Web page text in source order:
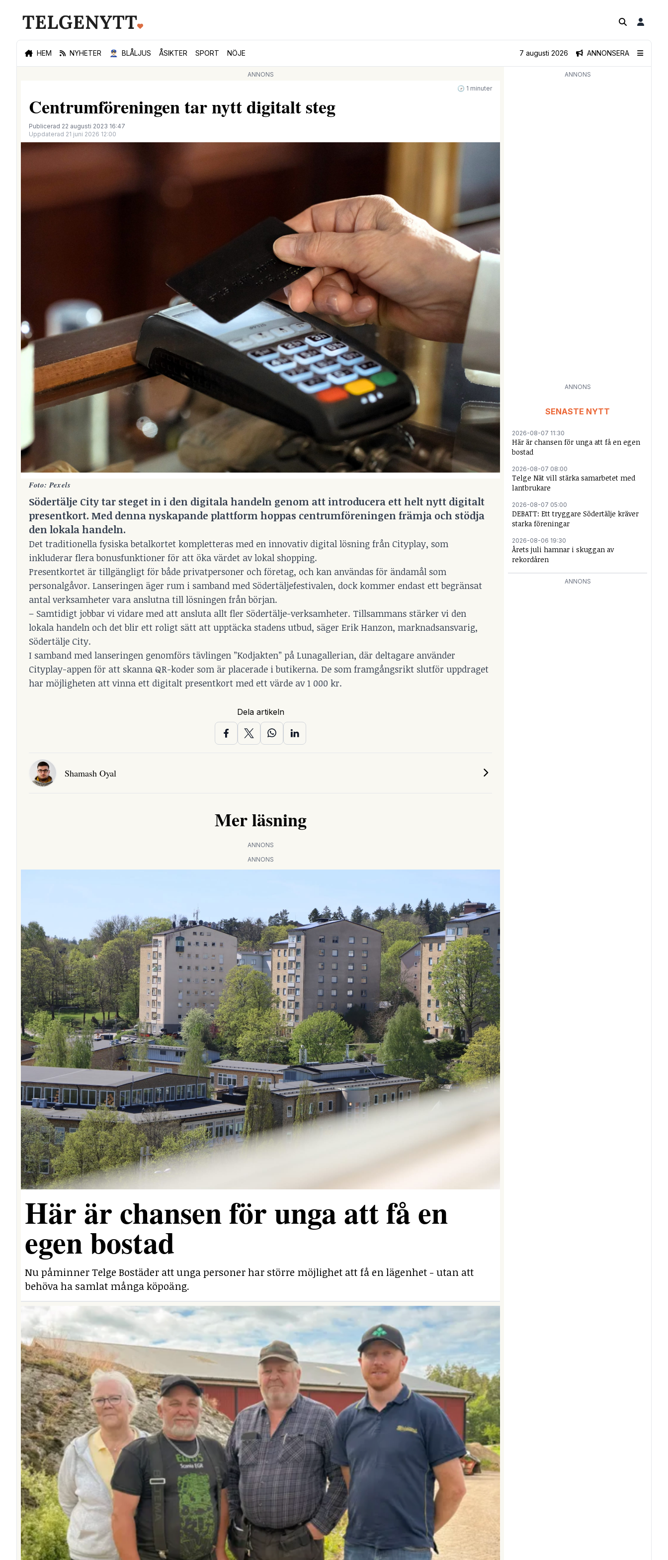
HEM NYHETER 👮🏻‍♂️ BLÅLJUS ÅSIKTER SPORT NÖJE ANNONSERA
7 augusti 2026
ANNONS
🕝 1 minuter
Centrumföreningen tar nytt digitalt steg
Publicerad 22 augusti 2023 16:47
Uppdaterad 21 juni 2026 12:00
Foto: Pexels
Södertälje City tar steget in i den digitala handeln genom att introducera ett helt nytt digitalt
presentkort. Med denna nyskapande plattform hoppas centrumföreningen främja och stödja
den lokala handeln.
Det traditionella fysiska betalkortet kompletteras med en innovativ digital lösning från Cityplay, som
inkluderar flera bonusfunktioner för att öka värdet av lokal shopping.
Presentkortet är tillgängligt för både privatpersoner och företag, och kan användas för ändamål som
personalgåvor. Lanseringen äger rum i samband med Södertäljefestivalen, dock kommer endast ett begränsat
antal verksamheter vara anslutna till lösningen från början.
– Samtidigt jobbar vi vidare med att ansluta allt fler Södertälje-verksamheter. Tillsammans stärker vi den
lokala handeln och det blir ett roligt sätt att upptäcka stadens utbud, säger Erik Hanzon, marknadsansvarig,
Södertälje City.
I samband med lanseringen genomförs tävlingen ”Kodjakten” på Lunagallerian, där deltagare använder
Cityplay-appen för att skanna QR-koder som är placerade i butikerna. De som framgångsrikt slutför uppdraget
har möjligheten att vinna ett digitalt presentkort med ett värde av 1 000 kr.
Dela artikeln
Shamash Oyal
Mer läsning
ANNONS
ANNONS
Här är chansen för unga att få en
egen bostad
Nu påminner Telge Bostäder att unga personer har större möjlighet att få en lägenhet - utan att
behöva ha samlat många köpoäng.
ANNONS
ANNONS
SENASTE NYTT
2026-08-07 11:30
Här är chansen för unga att få en egen
bostad
2026-08-07 08:00
Telge Nät vill stärka samarbetet med
lantbrukare
2026-08-07 05:00
DEBATT: Ett tryggare Södertälje kräver
starka föreningar
2026-08-06 19:30
Årets juli hamnar i skuggan av
rekordåren
ANNONS